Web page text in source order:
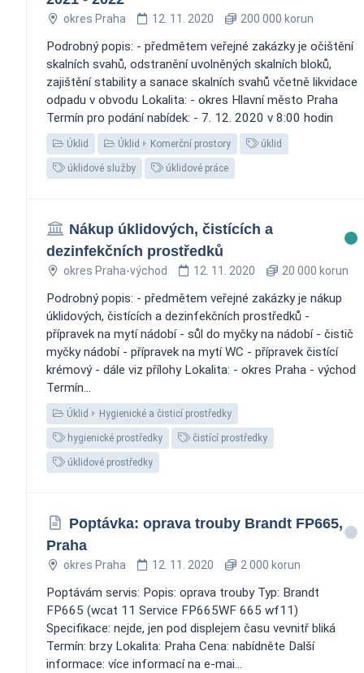
okres Praha 12. 11. 2020 200 000 korun
Podrobný popis: - předmětem veřejné zakázky je očištění
skalních svahů, odstranění uvolněných skalních bloků,
zajištění stability a sanace skalních svahů včetně likvidace
odpadu v obvodu Lokalita: - okres Hlavní město Praha
Termín pro podání nabídek: - 7. 12. 2020 v 8:00 hodin
Úklid Úklid Komerční prostory úklid
úklidové služby úklidové práce
Nákup úklidových, čistících a
dezinfekčních prostředků
okres Praha-východ 12. 11. 2020 20 000 korun
Podrobný popis: - předmětem veřejné zakázky je nákup
úklidových, čistících a dezinfekčních prostředků -
přípravek na mytí nádobí - sůl do myčky na nádobí - čistič
myčky nádobí - přípravek na mytí WC - přípravek čistící
krémový - dále viz přílohy Lokalita: - okres Praha - východ
Termín...
Úklid Hygienické a čisticí prostředky
hygienické prostředky čistící prostředky
úklidové prostředky
Poptávka: oprava trouby Brandt FP665,
Praha
okres Praha 12. 11. 2020 2 000 korun
Poptávám servis: Popis: oprava trouby Typ: Brandt
FP665 (wcat 11 Service FP665WF 665 wf11)
Specifikace: nejde, jen pod displejem času vevnitř bliká
Termín: brzy Lokalita: Praha Cena: nabídněte Další
informace: více informací na e-mai...